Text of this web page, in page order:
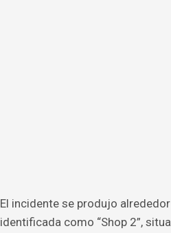
El incidente se produjo
identificada como “Shop 2”,